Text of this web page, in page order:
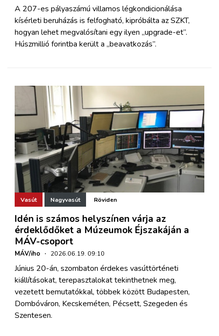
A 207-es pályaszámú villamos légkondicionálása
kísérleti beruházás is felfogható, kipróbálta az SZKT,
hogyan lehet megvalósítani egy ilyen „upgrade-et”.
Húszmillió forintba került a „beavatkozás”.
Vasút Nagyvasút Röviden
Idén is számos helyszínen várja az
érdeklődőket a Múzeumok Éjszakáján a
MÁV-csoport
MÁV/iho · 2026.06.19. 09:10
Június 20-án, szombaton érdekes vasúttörténeti
kiállításokat, terepasztalokat tekinthetnek meg,
vezetett bemutatókkal, többek között Budapesten,
Dombóváron, Kecskeméten, Pécsett, Szegeden és
Szentesen.